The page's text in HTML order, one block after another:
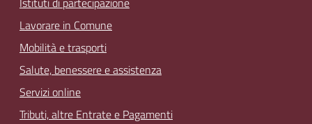
Lavorare in Comune
Mobilità e trasporti
Salute, benessere e assistenza
Servizi online
Tributi, altre Entrate e Pagamenti